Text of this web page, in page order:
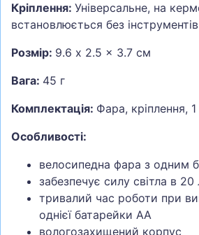
Кріплення: Універсальне, на
встановлюється без інструментів
Розмір: 9.6 x 2.5 x 3.7 cм
Вага: 45 г
Комплектація: Фара, кріплення,
Особливості:
велосипедна фара з одним
забезпечує силу світла в 20
тривалий час роботи при
однієї батарейки АА
вологозахищений корпус